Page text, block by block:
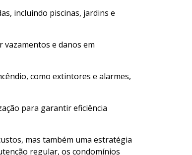
incluindo piscinas, jardins e
vazamentos e danos em
como extintores e alarmes,
para garantir eficiência
mas também uma estratégia
regular, os condomínios